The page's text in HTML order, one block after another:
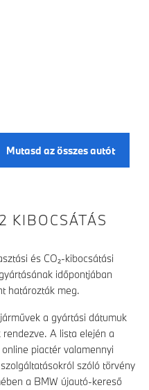
Mutasd az összes autót
KIBOCSÁTÁS
és CO₂-kibocsátási
időpontjában
határozták meg.
a gyártási dátumuk
A lista elején a
piactér valamennyi
szóló törvény
a BMW újautó-kereső